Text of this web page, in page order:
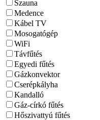
Szauna
Medence
Kábel TV
Mosogatógép
WiFi
Távfűtés
Egyedi fűtés
Gázkonvektor
Cserépkályha
Kandalló
Gáz-církó fűtés
Hőszivattyú fűtés